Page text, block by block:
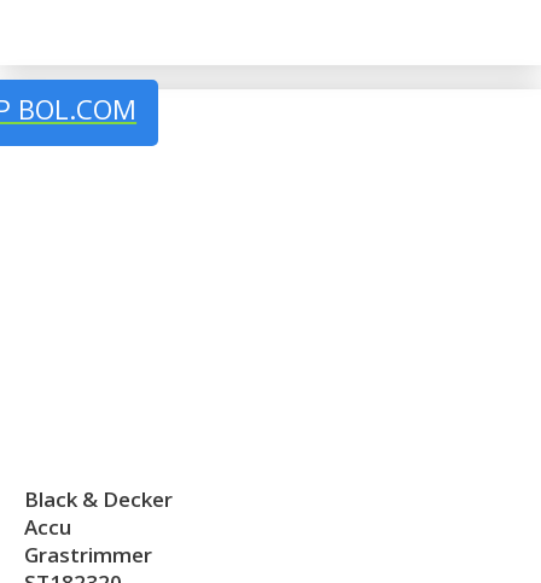
BOL.COM
Black & Decker
Accu
Grastrimmer